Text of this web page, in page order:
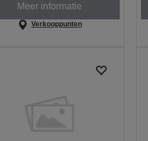
Meer informatie
Verkooppunten